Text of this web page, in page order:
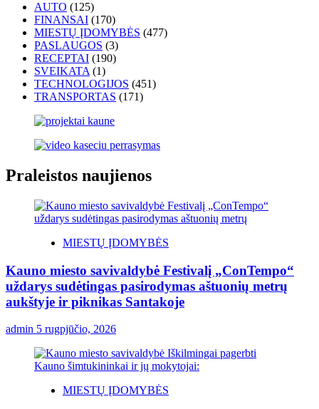
AUTO (125)
FINANSAI (170)
MIESTŲ ĮDOMYBĖS (477)
PASLAUGOS (3)
RECEPTAI (190)
SVEIKATA (1)
TECHNOLOGIJOS (451)
TRANSPORTAS (171)
Praleistos naujienos
MIESTŲ ĮDOMYBĖS
Kauno miesto savivaldybė Festivalį „ConTempo“
uždarys sudėtingas pasirodymas aštuonių metrų
aukštyje ir piknikas Santakoje
admin 5 rugpjūčio, 2026
MIESTŲ ĮDOMYBĖS